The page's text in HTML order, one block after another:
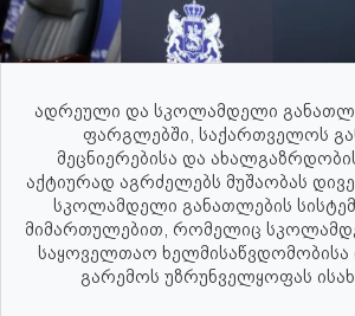
ადრეული და სკოლამდელი
ფარგლებში, საქართველოს
მეცნიერებისა და
აქტიურად აგრძელებს მუშაობას
სკოლამდელი განათლების
მიმართულებით, რომელიც
საყოველთაო ხელმისაწვდომობისა
გარემოს უზრუნველყოფას